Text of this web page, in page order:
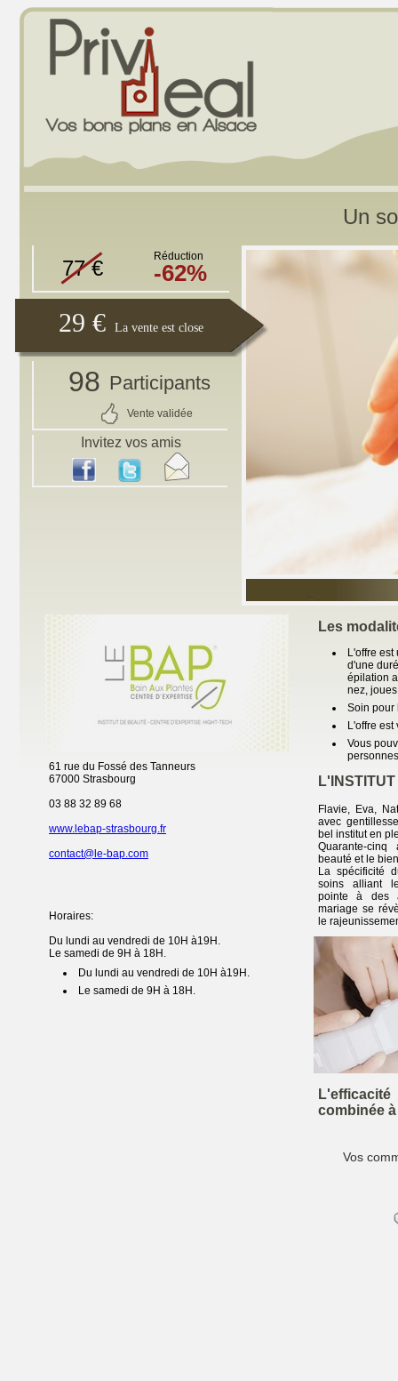
Un
77 € Réduction
-62%
29 € La vente est close
98 Participants
Vente validée
Invitez vos amis
61 rue du Fossé des Tanneurs
67000 Strasbourg
03 88 32 89 68
www.lebap-strasbourg.fr
contact@le-bap.com
Horaires:
Du lundi au vendredi de 10H à19H.
Le samedi de 9H à 18H.
Du lundi au vendredi de 10H à19H.
Le samedi de 9H à 18H.
Les
L'offre
d'une
épilation
nez,
Soin pour
L'offre
Vous
Flavie, Eva,
avec
bel institut en
Quarante-cinq
beauté et le
La spécificité
soins alliant
pointe à des
mariage se
le
combinée
Vos